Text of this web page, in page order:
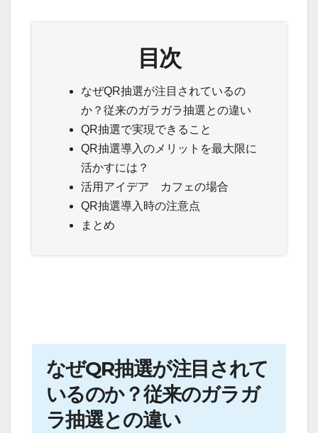
目次
なぜQR抽選が注目されているの
か？従来のガラガラ抽選との違い
QR抽選で実現できること
QR抽選導入のメリットを最大限に
活かすには？
活用アイデア カフェの場合
QR抽選導入時の注意点
まとめ
なぜQR抽選が注目されて
いるのか？従来のガラガ
ラ抽選との違い